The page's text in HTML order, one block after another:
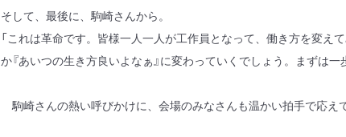
そして、最後に、駒崎さんから。
「これは革命です。皆様一人一人が工作員となって、働き方を変
か『あいつの生き方良いよなぁ』に変わっていくでしょう。まずは一
駒崎さんの熱い呼びかけに、会場のみなさんも温かい拍手で応え